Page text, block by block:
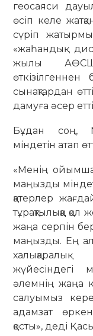
геосаяси
өсіп келе
сүріп
«жаһандық
жылы
өткізілгеннен
сынақтардан
дамуға әсер
Бұдан соң,
міндетін атап
«Менің
маңызды
қатерлер
тұрақтылыққа
жаңа серпін
маңызды. Ең
жүйесіндегі
әлемнің жаңа
салуымыз
адамзат
қосты», деді